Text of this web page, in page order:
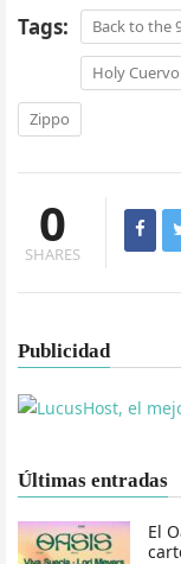
Tags: Back to the
Holy Cuervo
Zippo
0
SHARES
Publicidad
Últimas entradas
El